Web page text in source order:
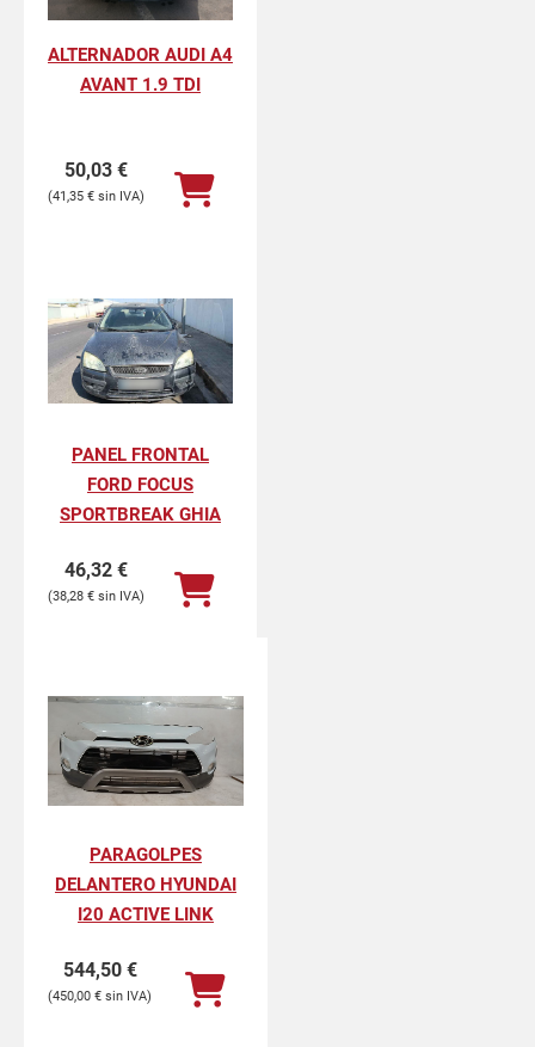
ALTERNADOR AUDI A4
AVANT 1.9 TDI
50,03 €
41,35 €
PANEL FRONTAL
FORD FOCUS
SPORTBREAK GHIA
46,32 €
38,28 €
PARAGOLPES
DELANTERO HYUNDAI
I20 ACTIVE LINK
544,50 €
450,00 €